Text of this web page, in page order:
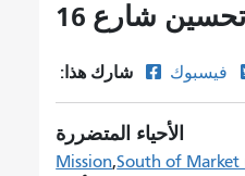
شارك هذا: فيسبوك
الأحياء المتضررة
Mission South of Market